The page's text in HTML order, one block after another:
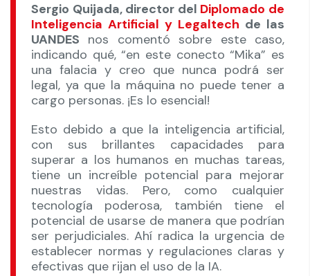
Sergio Quijada, director del Diplomado de
Inteligencia Artificial y Legaltech de las
UANDES nos comentó sobre este caso,
indicando qué, “en este conecto “Mika” es
una falacia y creo que nunca podrá ser
legal, ya que la máquina no puede tener a
cargo personas. ¡Es lo esencial!
Esto debido a que la inteligencia artificial,
con sus brillantes capacidades para
superar a los humanos en muchas tareas,
tiene un increíble potencial para mejorar
nuestras vidas. Pero, como cualquier
tecnología poderosa, también tiene el
potencial de usarse de manera que podrían
ser perjudiciales. Ahí radica la urgencia de
establecer normas y regulaciones claras y
efectivas que rijan el uso de la IA.